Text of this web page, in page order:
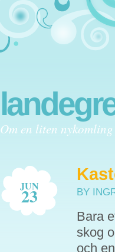
Om en liten nykomling
JUN
23 BY
Bara
skog
och